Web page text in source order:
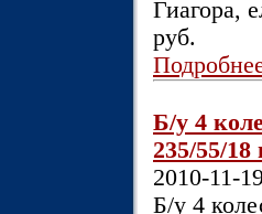
Гиагора,
руб.
Б/у 4
235/55/
2010-11-
Б/у 4